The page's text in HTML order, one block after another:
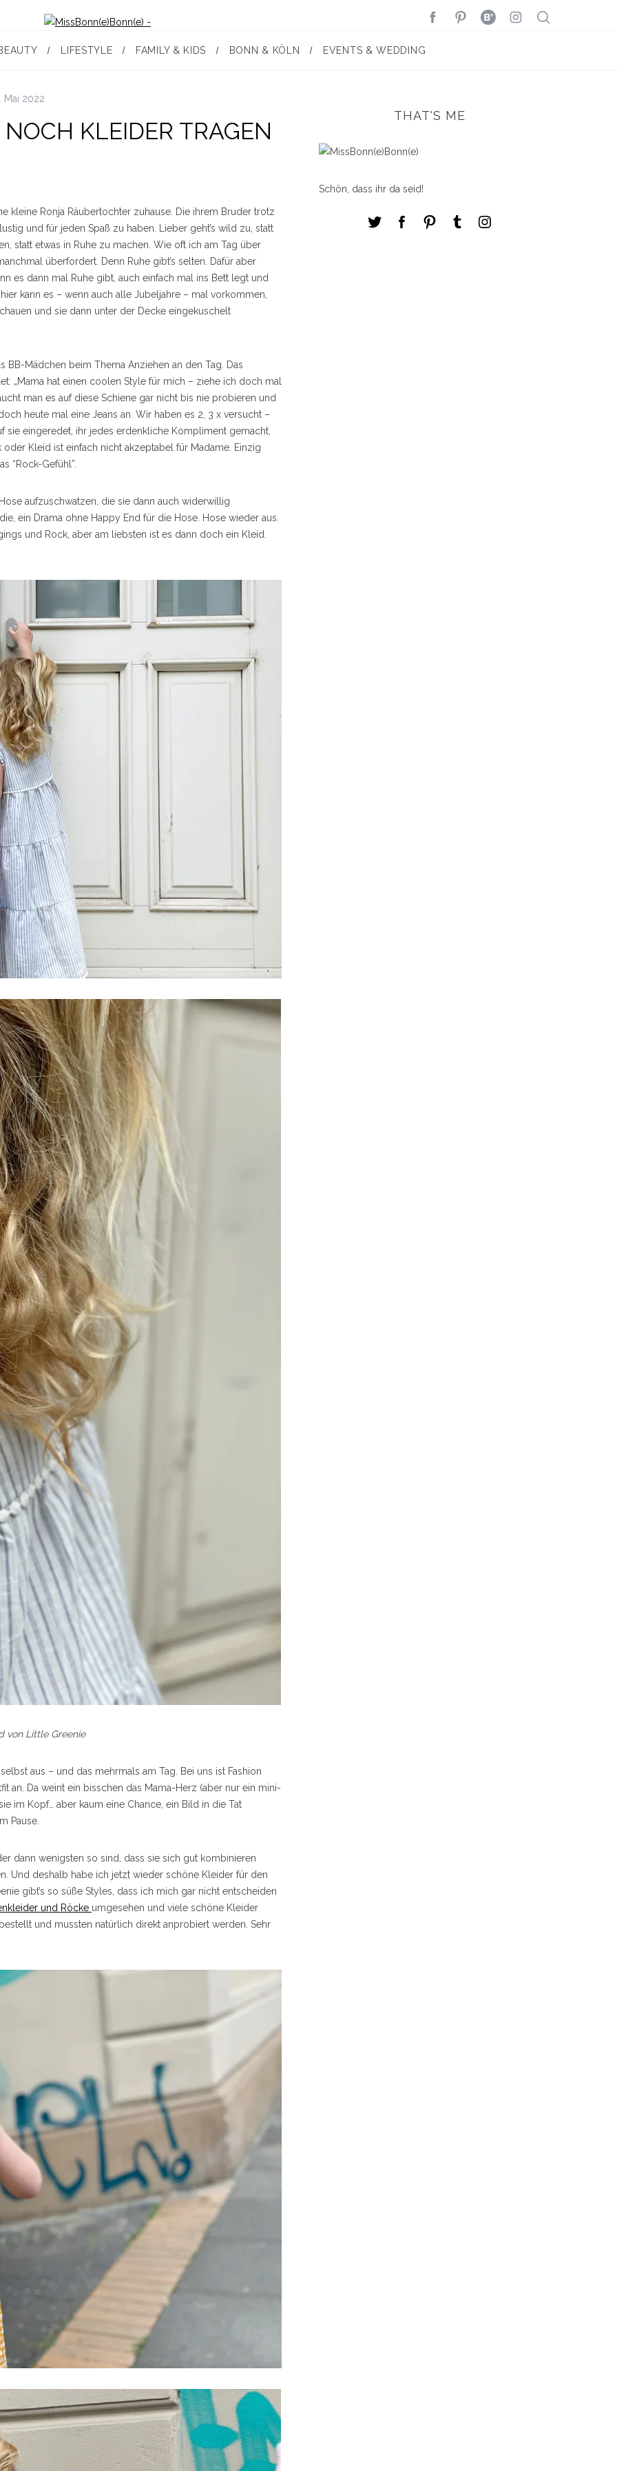
LIFESTYLE FAMILY & KIDS BONN & KÖLN EVENTS & WEDDING
Mai 2022
KLEIDER TRAGEN
kleine Ronja Räubertochter zuhause. Die ihrem Bruder trotz
und für jeden Spaß zu haben. Lieber geht’s wild zu, statt
statt etwas in Ruhe zu machen. Wie oft ich am Tag über
überfordert. Denn Ruhe gibt’s selten. Dafür aber
es dann mal Ruhe gibt, auch einfach mal ins Bett legt und
kann es – wenn auch alle Jubeljahre – mal vorkommen,
und sie dann unter der Decke eingekuschelt
Mädchen beim Thema Anziehen an den Tag. Das
„Mama hat einen coolen Style für mich – ziehe ich doch mal
man es auf diese Schiene gar nicht bis nie probieren und
heute mal eine Jeans an. Wir haben es 2, 3 x versucht –
sie eingeredet, ihr jedes erdenkliche Kompliment gemacht,
Kleid ist einfach nicht akzeptabel für Madame. Einzig
“Rock-Gefühl”.
aufzuschwatzen, die sie dann auch widerwillig
ein Drama ohne Happy End für die Hose. Hose wieder aus.
und Rock, aber am liebsten ist es dann doch ein Kleid.
von Little Greenie
aus – und das mehrmals am Tag. Bei uns ist Fashion
an. Da weint ein bisschen das Mama-Herz (aber nur ein mini-
im Kopf… aber kaum eine Chance, ein Bild in die Tat
Pause.
dann wenigsten so sind, dass sie sich gut kombinieren
Und deshalb habe ich jetzt wieder schöne Kleider für den
gibt’s so süße Styles, dass ich mich gar nicht entscheiden
und Röcke umgesehen und viele schöne Kleider
und mussten natürlich direkt anprobiert werden. Sehr
THAT'S ME
Schön, dass ihr da seid!